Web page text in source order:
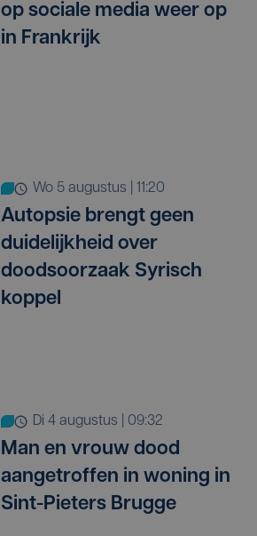
op sociale media weer op
in Frankrijk
wo 5 augustus | 11:20
Autopsie brengt geen
duidelijkheid over
doodsoorzaak Syrisch
koppel
di 4 augustus | 09:32
Man en vrouw dood
aangetroffen in woning in
Sint-Pieters Brugge